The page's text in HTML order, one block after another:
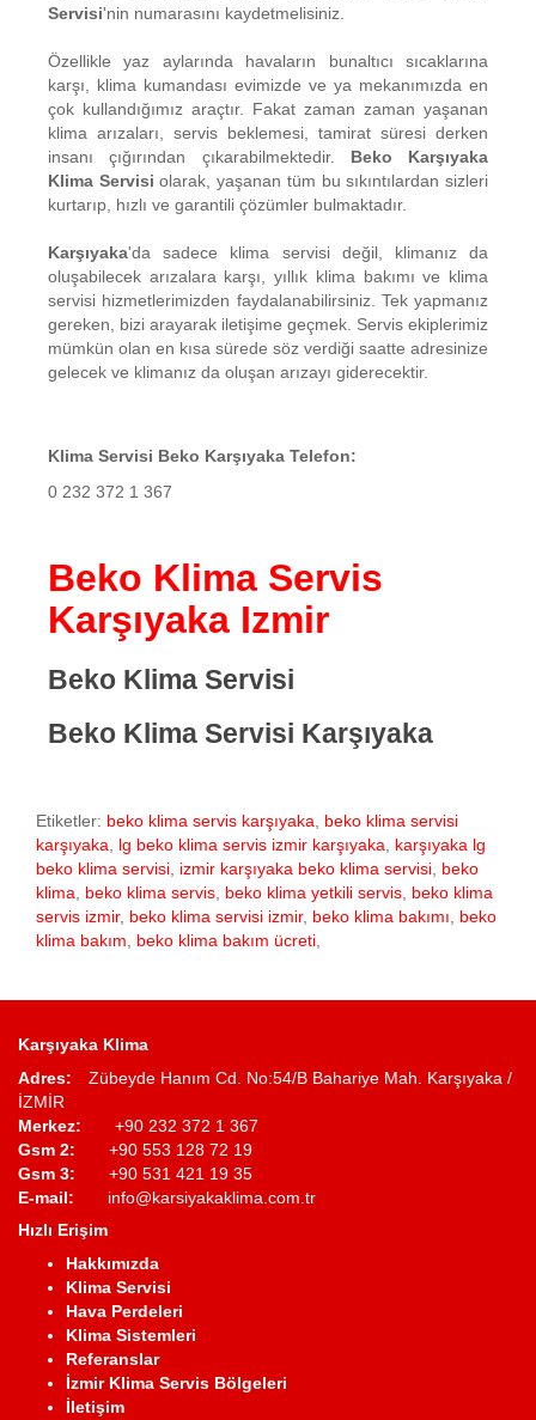
Servisi'nin numarasını kaydetmelisiniz.
Özellikle yaz aylarında havaların bunaltıcı sıcaklarına
karşı, klima kumandası evimizde ve ya mekanımızda en
çok kullandığımız araçtır. Fakat zaman zaman yaşanan
klima arızaları, servis beklemesi, tamirat süresi derken
insanı çığırından çıkarabilmektedir. Beko Karşıyaka
Klima Servisiolarak, yaşanan tüm bu sıkıntılardan sizleri
kurtarıp, hızlı ve garantili çözümler bulmaktadır.
Karşıyaka'da sadece klima servisi değil, klimanız da
oluşabilecek arızalara karşı, yıllık klima bakımı ve klima
servisi hizmetlerimizden faydalanabilirsiniz. Tek yapmanız
gereken, bizi arayarak iletişime geçmek. Servis ekiplerimiz
mümkün olan en kısa sürede söz verdiği saatte adresinize
gelecek ve klimanız da oluşan arızayı giderecektir.
Klima Servisi Beko Karşıyaka Telefon:
0 232 372 1 367
Beko Klima Servis
Karşıyaka Izmir
Beko Klima Servisi
Beko Klima Servisi Karşıyaka
Etiketler: beko klima servis karşıyaka
beko klima servisi
karşıyaka
lg beko klima servis izmir karşıyaka
karşıyaka lg
beko klima servisi izmir karşıyaka beko klima servisi beko
klima
beko klima servis beko klima yetkili servis beko klima
servis izmir, beko klima servisi izmir, beko klima bakımı
beko
klima bakım
beko klima bakım ücreti
Karşıyaka Klima
Adres: Zübeyde Hanım Cd. No:54/B Bahariye Mah. Karşıyaka /
İZMİR
Merkez: +90 232 372 1 367
Gsm 2: +90 553 128 72 19
Gsm 3: +90 531 421 19 35
E-mail: info@karsiyakaklima.com.tr
Hızlı Erişim
Hakkımızda
Klima Servisi
Hava Perdeleri
Klima Sistemleri
Referanslar
İzmir Klima Servis Bölgeleri
İletişim